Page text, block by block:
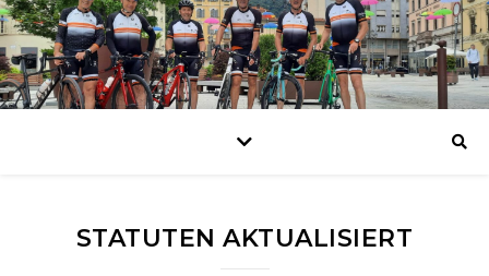
STATUTEN AKTUALISIERT